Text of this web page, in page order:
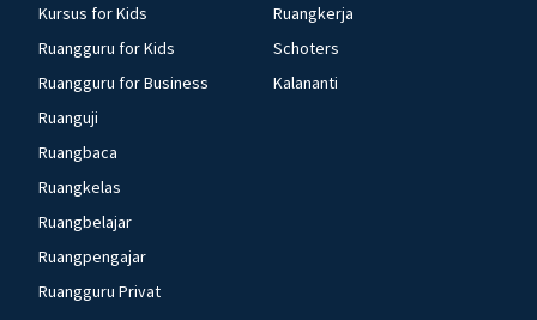
Kursus for Kids
Ruangguru for Kids
Ruangguru for Business
Ruanguji
Ruangbaca
Ruangkelas
Ruangbelajar
Ruangpengajar
Ruangguru Privat
Ruangkerja
Schoters
Kalananti